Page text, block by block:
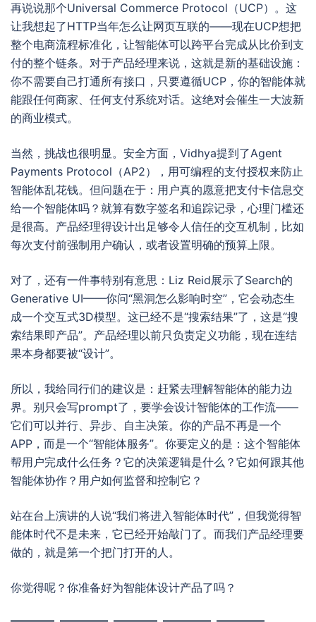
再说说那个Universal Commerce Protocol（UCP）。这
让我想起了HTTP当年怎么让网页互联的——现在UCP想把
整个电商流程标准化，让智能体可以跨平台完成从比价到支
付的整个链条。对于产品经理来说，这就是新的基础设施：
你不需要自己打通所有接口，只要遵循UCP，你的智能体就
能跟任何商家、任何支付系统对话。这绝对会催生一大波新
的商业模式。
当然，挑战也很明显。安全方面，Vidhya提到了Agent
Payments Protocol（AP2），用可编程的支付授权来防止
智能体乱花钱。但问题在于：用户真的愿意把支付卡信息交
给一个智能体吗？就算有数字签名和追踪记录，心理门槛还
是很高。产品经理得设计出足够令人信任的交互机制，比如
每次支付前强制用户确认，或者设置明确的预算上限。
对了，还有一件事特别有意思：Liz Reid展示了Search的
Generative UI——你问“黑洞怎么影响时空”，它会动态生
成一个交互式3D模型。这已经不是“搜索结果”了，这是“搜
索结果即产品”。产品经理以前只负责定义功能，现在连结
果本身都要被“设计”。
所以，我给同行们的建议是：赶紧去理解智能体的能力边
界。别只会写prompt了，要学会设计智能体的工作流——
它们可以并行、异步、自主决策。你的产品不再是一个
APP，而是一个“智能体服务”。你要定义的是：这个智能体
帮用户完成什么任务？它的决策逻辑是什么？它如何跟其他
智能体协作？用户如何监督和控制它？
站在台上演讲的人说“我们将进入智能体时代”，但我觉得智
能体时代不是未来，它已经开始敲门了。而我们产品经理要
做的，就是第一个把门打开的人。
你觉得呢？你准备好为智能体设计产品了吗？